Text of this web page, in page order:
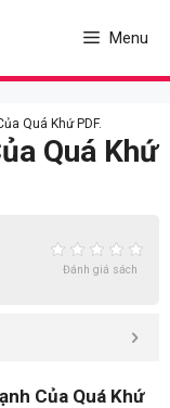
Menu
Quá Khứ PDF.
Quá Khứ
Đánh giá sách
Của Quá Khứ